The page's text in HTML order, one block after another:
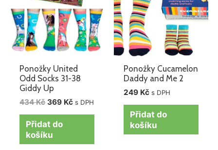
Ponožky United
Odd Socks 31-38
Giddy Up
434Kč 369 Kč s DPH
Přidat do
košíku
Ponožky Cucamelon
Daddy and Me 2
249 Kč s DPH
Přidat do
košíku